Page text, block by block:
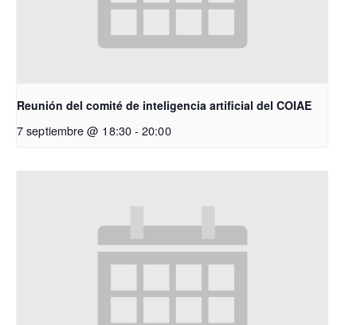
Reunión del comité de inteligencia artificial del COIAE
7 septiembre @ 18:30- 20:00